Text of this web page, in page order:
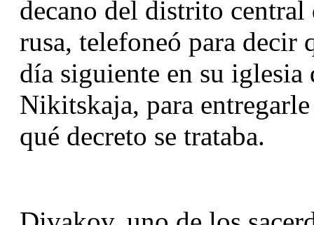
decano del distrito
rusa, telefoneó para decir
día siguiente en su
Nikitskaja, para
qué decreto se trataba.